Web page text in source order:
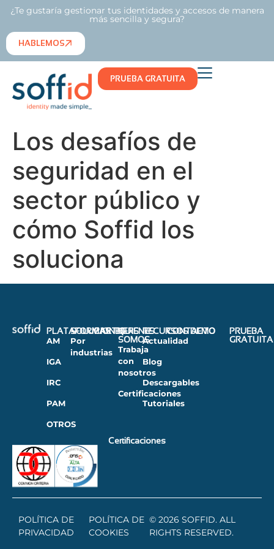
¿Te gustaría gestionar tus identidades y accesos de manera
más sencilla y segura?
HABLEMOS
PRUEBA GRATUITA
Los desafíos de
seguridad en el
sector público y
cómo Soffid los
soluciona
PLATAFORMAS
AM
IGA
IRC
PAM
OTROS
SOLUCIONES
Por
industrias
PARTNERS
QUIENES
SOMOS
Trabaja
con
nosotros
Certificaciones
RECURSOS
Actualidad
Blog
Descargables
Tutoriales
CONTACTO
DEMO
PRUEBA
GRATUITA
Certificaciones
POLÍTICA DE
PRIVACIDAD
POLÍTICA DE
COOKIES
© 2026 SOFFID. ALL
RIGHTS RESERVED.